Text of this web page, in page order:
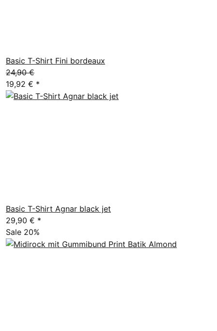
Basic T-Shirt Fini bordeaux
24,90 €
19,92 € *
Basic T-Shirt Agnar black jet
29,90 € *
Sale 20%